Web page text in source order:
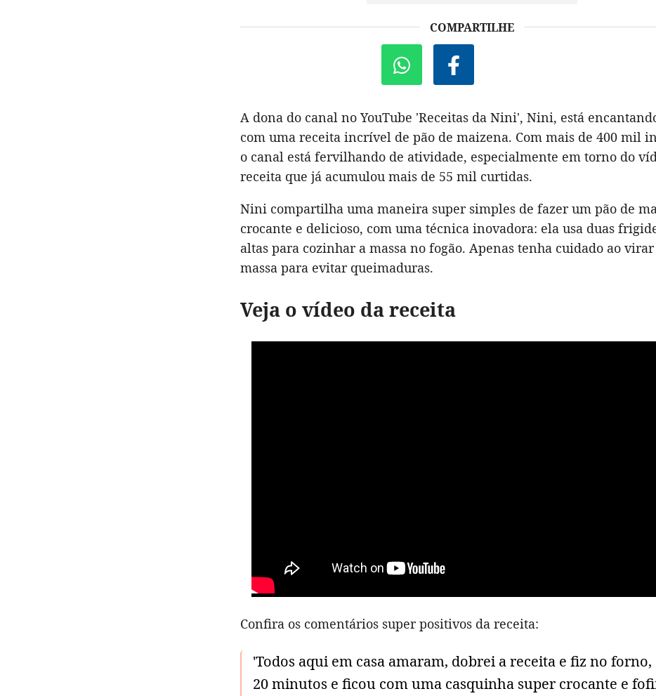
COMPARTILHE
A dona do canal no YouTube 'Receitas da Nini', Nini, está
com uma receita incrível de pão de maizena. Com mais de 400 mil
o canal está fervilhando de atividade, especialmente em torno do
receita que já acumulou mais de 55 mil curtidas.
Nini compartilha uma maneira super simples de fazer um pão de
crocante e delicioso, com uma técnica inovadora: ela usa duas
altas para cozinhar a massa no fogão. Apenas tenha cuidado ao
massa para evitar queimaduras.
Veja o vídeo da receita
Confira os comentários super positivos da receita:
'Todos aqui em casa amaram, dobrei a receita e fiz no
20 minutos e ficou com uma casquinha super crocante e